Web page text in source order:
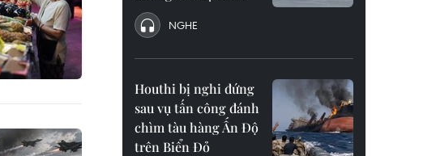
NGHE
Houthi bị nghi đứng
sau vụ tấn công đánh
chìm tàu hàng Ấn Độ
trên Biển Đỏ